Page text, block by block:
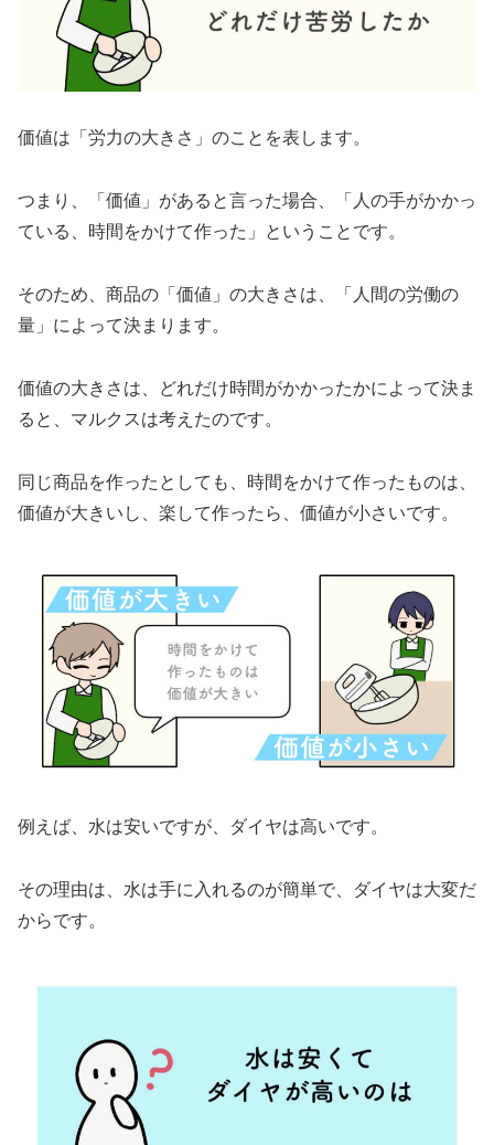
価値は「労力の大きさ」のことを表します。
つまり、「価値」があると言った場合、「人の手がかかっ
ている、時間をかけて作った」ということです。
そのため、商品の「価値」の大きさは、「人間の労働の
量」によって決まります。
価値の大きさは、どれだけ時間がかかったかによって決ま
ると、マルクスは考えたのです。
同じ商品を作ったとしても、時間をかけて作ったものは、
価値が大きいし、楽して作ったら、価値が小さいです。
例えば、水は安いですが、ダイヤは高いです。
その理由は、水は手に入れるのが簡単で、ダイヤは大変だ
からです。